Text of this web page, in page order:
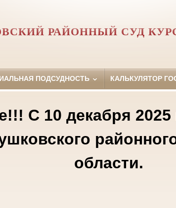
РАЙОННЫЙ СУД
ПОДСУДНОСТЬ КАЛЬКУЛЯТОР
С 10 декабря 2025
области.